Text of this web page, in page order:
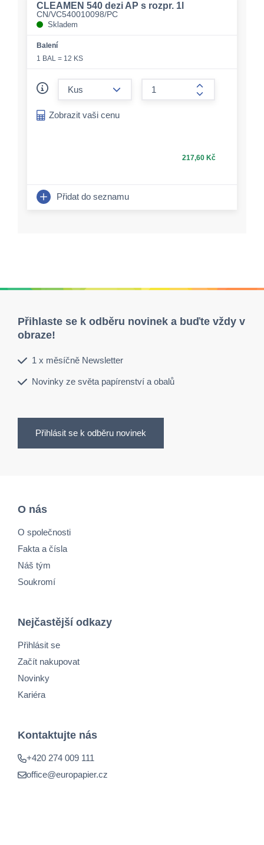
CLEAMEN 540 dezi AP s rozpr. 1l
CN/VC540010098/PC
Skladem
Balení
1 BAL = 12 KS
form.increase-
Zobrazit vaši cenu
217,60 Kč
Přidat do seznamu
Přihlaste se k odběru novinek a buďte vždy v
obraze!
1 x měsíčně Newsletter
Novinky ze světa papírenství a obalů
Přihlásit se k odběru novinek
O nás
O společnosti
Fakta a čísla
Náš tým
Soukromí
Nejčastější odkazy
Přihlásit se
Začít nakupovat
Novinky
Kariéra
Kontaktujte nás
+420 274 009 111
office@europapier.cz